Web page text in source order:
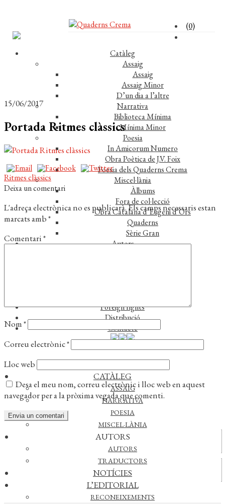
(0)
Catàleg
Assaig
Assaig
Assaig Minor
D’un dia a l’altre
Narrativa
Biblioteca Mínima
Mínima Minor
Poesia
In Amicorum Numero
Obra Poètica de J.V. Foix
Poesia dels Quaderns Crema
Miscel·lània
Àlbums
Fora de col·lecció
Obra Catalana d’Eugeni d’Ors
Quaderns
Sèrie Gran
Autors
Foreign rights
Distribució
Contacte
CATÀLEG
ASSAIG
NARRATIVA
POESIA
MISCEL·LÀNIA
AUTORS
AUTORS
TRADUCTORS
NOTÍCIES
L’EDITORIAL
RECONEIXEMENTS
15/06/2017
Portada Ritmes clàssics
Navegació
d'entrades
Entrada
anterior:
Ritmes clàssics
Deixa un comentari
L'adreça electrònica no es publicarà.Els camps necessaris estan
marcats amb*
Comentari*
Nom*
Correu electrònic*
Lloc web
Desa el meu nom, correu electrònic i lloc web en aquest
navegador per a la pròxima vegada que comenti.
Actualitat
Vídeos
CERCAR NOTÍCIES